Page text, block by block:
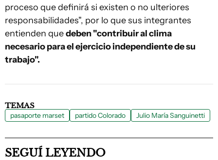
proceso que definirá si existen o no ulteriores
responsabilidades", por lo que sus integrantes
entienden quedeben "contribuir al clima
necesario para el ejercicio independiente de su
trabajo".
TEMAS
pasaporte marset partido Colorado Julio María Sanguinetti
SEGUÍ LEYENDO